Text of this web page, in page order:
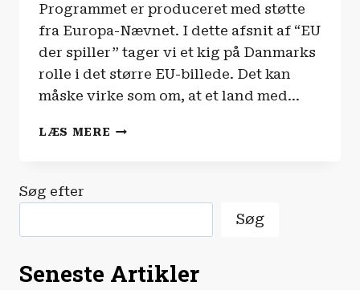
Programmet er produceret med støtte
fra Europa-Nævnet. I dette afsnit af “EU
der spiller” tager vi et kig på Danmarks
rolle i det større EU-billede. Det kan
måske virke som om, at et land med…
LÆS MERE EU
Søg efter
Søg
Seneste Artikler